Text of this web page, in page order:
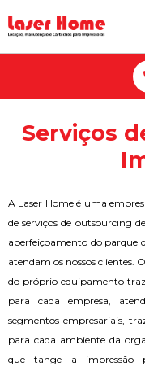
Serviços
A Laser Home é uma
de serviços de outsourcing
aperfeiçoamento do parque
atendam os nossos clientes.
do próprio equipamento
para cada empresa,
segmentos empresariais,
para cada ambiente da
que tange a impressão